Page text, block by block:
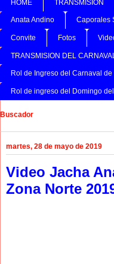
HOME TRANSMISION
Anata Andino Caporales
Convite Fotos
TRANSMISION DEL
Rol de Ingreso del Carnaval de
Rol de ingreso del Domingo
Buscador
martes, 28 de mayo de 2019
Video Jacha
Zona Norte